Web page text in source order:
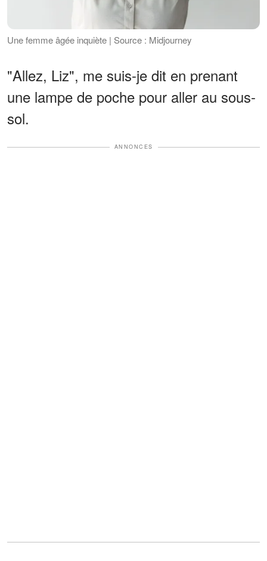
Une femme âgée inquiète | Source : Midjourney
"Allez, Liz", me suis-je dit en prenant
une lampe de poche pour aller au sous-
sol.
ANNONCES